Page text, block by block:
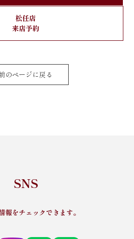
松任店
来店予約
のページに戻る
SNS
報をチェックできます。